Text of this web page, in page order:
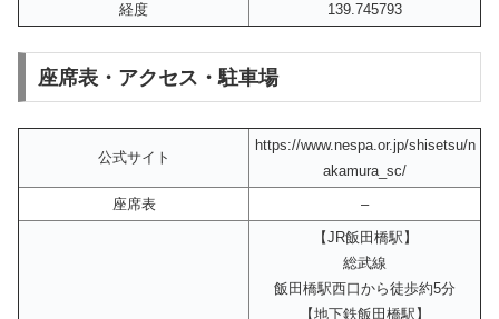
経度
139.745793
座席表・アクセス・駐車場
公式サイト
https://www.nespa.or.jp/shisetsu/n
akamura_sc/
座席表
–
【JR飯田橋駅】
総武線
飯田橋駅西口から徒歩約5分
【地下鉄飯田橋駅】